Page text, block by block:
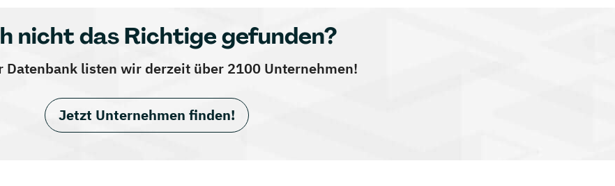
nicht das Richtige gefunden?
Datenbank listen wir derzeit über 2100 Unternehmen!
Jetzt Unternehmen finden!